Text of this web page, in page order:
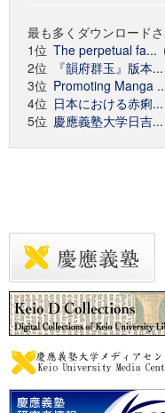
最も多くダウンロード
1位 The perpetual fa...
2位
『韻府群玉』版本...
3位 Promoting Manga
4位 日本における赤痢...
5位 慶應義塾大学日吉...